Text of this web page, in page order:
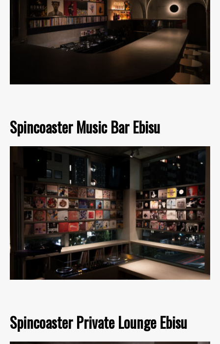
Spincoaster Music Bar Ebisu
Spincoaster Private Lounge Ebisu